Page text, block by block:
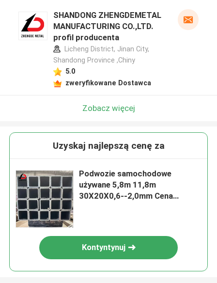
SHANDONG ZHENGDEMETAL
MANUFACTURING CO.,LTD.
profil producenta
Licheng District, Jinan City,
Shandong Province ,Chiny
5.0
zweryfikowane Dostawca
Zobacz więcej
Uzyskaj najlepszą cenę za
Podwozie samochodowe
używane 5,8m 11,8m
30X20X0,6--2,0mm Cena
Kontyntynuj